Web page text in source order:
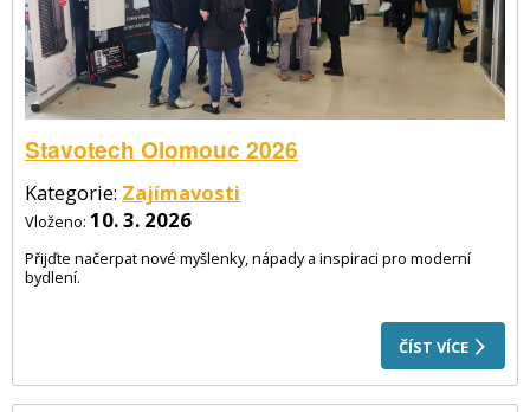
Stavotech Olomouc 2026
Kategorie: Zajímavosti
Vloženo: 10. 3. 2026
Přijďte načerpat nové myšlenky, nápady a inspiraci pro moderní
bydlení.
ČÍST VÍCE